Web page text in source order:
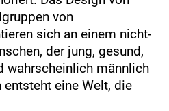
von
sich an einem nicht-
der jung, gesund,
wahrscheinlich männlich
eine Welt, die